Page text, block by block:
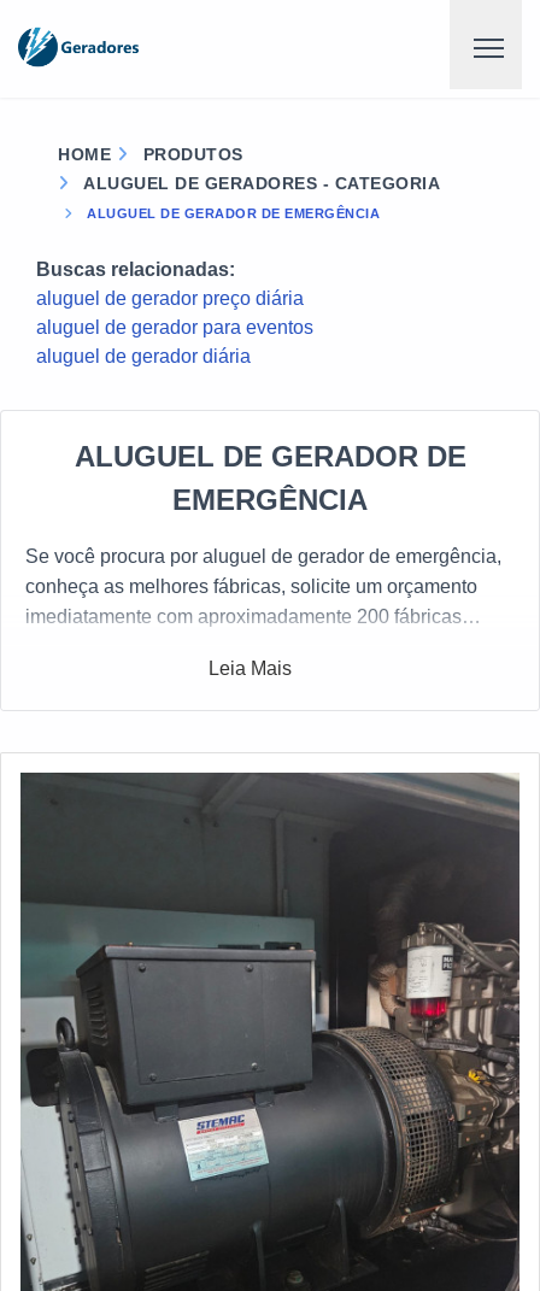
HOME
PRODUTOS
ALUGUEL DE GERADORES - CATEGORIA
ALUGUEL DE GERADOR DE EMERGÊNCIA
Buscas relacionadas:
aluguel de gerador preço diária
aluguel de gerador para eventos
aluguel de gerador diária
ALUGUEL DE GERADOR DE
EMERGÊNCIA
Se você procura por aluguel de gerador de emergência,
conheça as melhores fábricas, solicite um orçamento
imediatamente com aproximadamente 200 fábricas
Leia Mais